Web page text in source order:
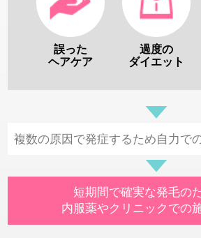
誤った
ヘアケア
過度の
ダイエット
複数の原因で発症するため自力で
短期間で確実な発毛の
内服薬やクリニックでの